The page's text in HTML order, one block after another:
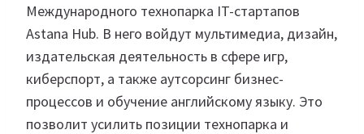
Международного технопарка IT-стартапов
Astana Hub. В него войдут мультимедиа, дизайн,
издательская деятельность в сфере игр,
киберспорт, а также аутсорсинг бизнес-
процессов и обучение английскому языку. Это
позволит усилить позиции технопарка и